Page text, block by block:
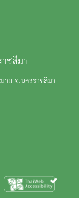
ชสีมา
าย จ.นครราชสีมา